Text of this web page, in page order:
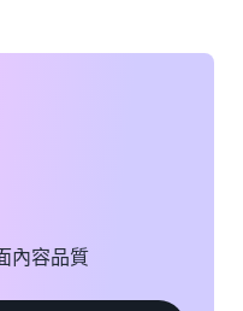
內容品質